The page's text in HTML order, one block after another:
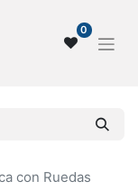
0
con Ruedas